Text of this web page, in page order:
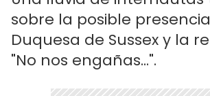
sobre la posible
Duquesa de Sussex y la
"No nos engañas...".